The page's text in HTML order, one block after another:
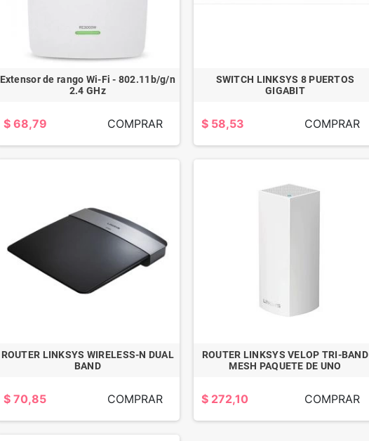
Extensor de rango Wi-Fi - 802.11b/g/n
2.4 GHz
$ 68,79 COMPRAR
SWITCH LINKSYS 8 PUERTOS
GIGABIT
$ 58,53 COMPRAR
ROUTER LINKSYS WIRELESS-N DUAL
BAND
$ 70,85 COMPRAR
ROUTER LINKSYS VELOP TRI-BAND
MESH PAQUETE DE UNO
$ 272,10 COMPRAR